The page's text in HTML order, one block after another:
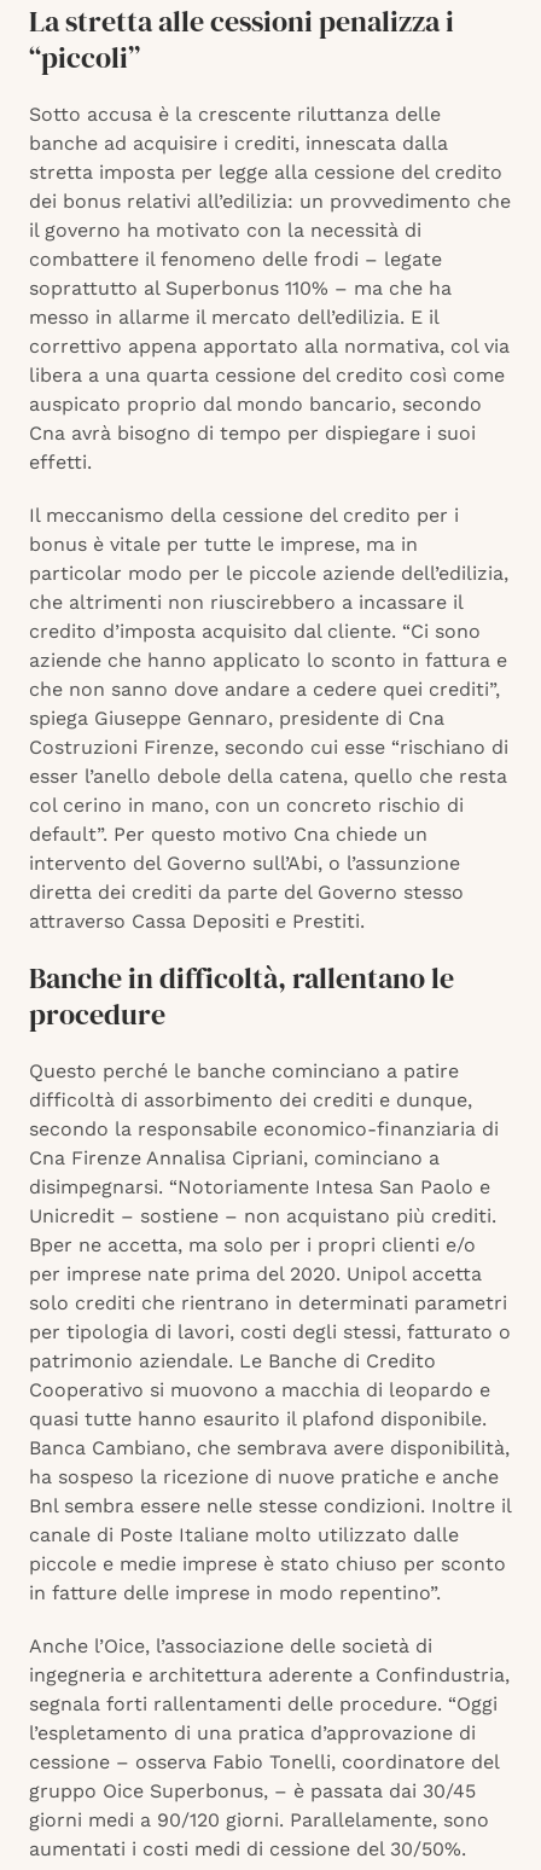
La stretta alle cessioni penalizza i
“piccoli”
Sotto accusa è la crescente riluttanza delle
banche ad acquisire i crediti, innescata dalla
stretta imposta per legge alla cessione del credito
dei bonus relativi all’edilizia: un provvedimento che
il governo ha motivato con la necessità di
combattere il fenomeno delle frodi – legate
soprattutto al Superbonus 110% – ma che ha
messo in allarme il mercato dell’edilizia. E il
correttivo appena apportato alla normativa, col via
libera a una quarta cessione del credito così come
auspicato proprio dal mondo bancario, secondo
Cna avrà bisogno di tempo per dispiegare i suoi
effetti.
Il meccanismo della cessione del credito per i
bonus è vitale per tutte le imprese, ma in
particolar modo per le piccole aziende dell’edilizia,
che altrimenti non riuscirebbero a incassare il
credito d’imposta acquisito dal cliente. “Ci sono
aziende che hanno applicato lo sconto in fattura e
che non sanno dove andare a cedere quei crediti”,
spiega Giuseppe Gennaro, presidente di Cna
Costruzioni Firenze, secondo cui esse “rischiano di
esser l’anello debole della catena, quello che resta
col cerino in mano, con un concreto rischio di
default”. Per questo motivo Cna chiede un
intervento del Governo sull’Abi, o l’assunzione
diretta dei crediti da parte del Governo stesso
attraverso Cassa Depositi e Prestiti.
Banche in difficoltà, rallentano le
procedure
Questo perché le banche cominciano a patire
difficoltà di assorbimento dei crediti e dunque,
secondo la responsabile economico-finanziaria di
Cna Firenze Annalisa Cipriani, cominciano a
disimpegnarsi. “Notoriamente Intesa San Paolo e
Unicredit – sostiene – non acquistano più crediti.
Bper ne accetta, ma solo per i propri clienti e/o
per imprese nate prima del 2020. Unipol accetta
solo crediti che rientrano in determinati parametri
per tipologia di lavori, costi degli stessi, fatturato o
patrimonio aziendale. Le Banche di Credito
Cooperativo si muovono a macchia di leopardo e
quasi tutte hanno esaurito il plafond disponibile.
Banca Cambiano, che sembrava avere disponibilità,
ha sospeso la ricezione di nuove pratiche e anche
Bnl sembra essere nelle stesse condizioni. Inoltre il
canale di Poste Italiane molto utilizzato dalle
piccole e medie imprese è stato chiuso per sconto
in fatture delle imprese in modo repentino”.
Anche l’Oice, l’associazione delle società di
ingegneria e architettura aderente a Confindustria,
segnala forti rallentamenti delle procedure. “Oggi
l’espletamento di una pratica d’approvazione di
cessione – osserva Fabio Tonelli, coordinatore del
gruppo Oice Superbonus, – è passata dai 30/45
giorni medi a 90/120 giorni. Parallelamente, sono
aumentati i costi medi di cessione del 30/50%.